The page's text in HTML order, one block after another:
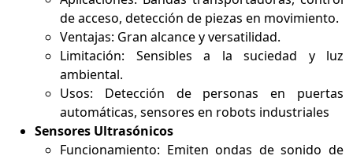
de acceso, detección de piezas en movimiento.
Ventajas: Gran alcance y versatilidad.
Limitación: Sensibles a la suciedad y luz
ambiental.
Usos: Detección de personas en puertas
automáticas, sensores en robots industriales
Sensores Ultrasónicos
Funcionamiento: Emiten ondas de sonido de